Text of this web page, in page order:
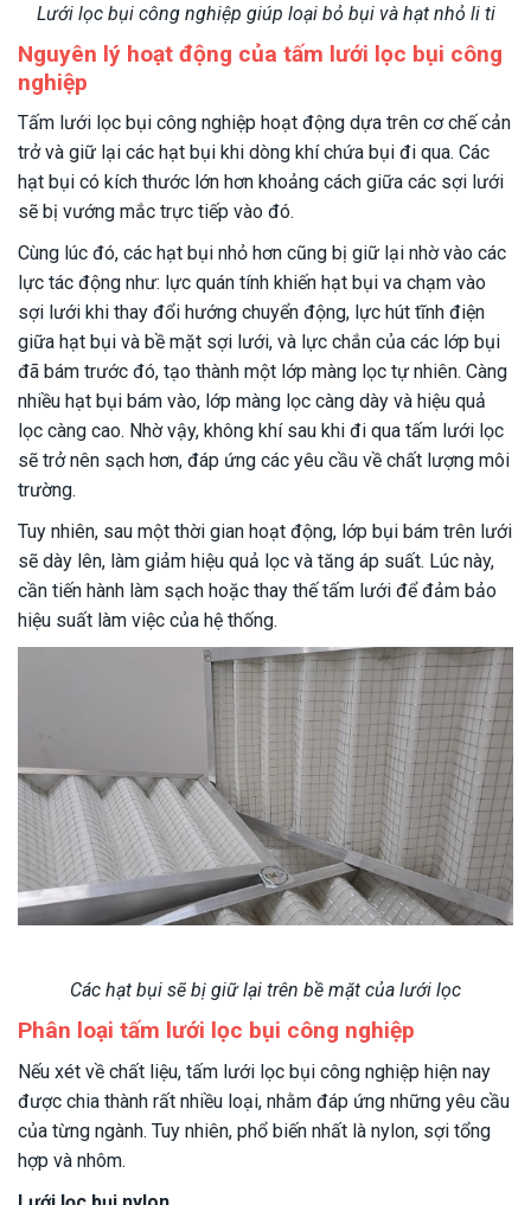
Lưới lọc bụi công nghiệp giúp loại bỏ bụi và hạt nhỏ li ti
Nguyên lý hoạt động của tấm lưới lọc bụi công
nghiệp
Tấm lưới lọc bụi công nghiệp hoạt động dựa trên cơ chế cản
trở và giữ lại các hạt bụi khi dòng khí chứa bụi đi qua. Các
hạt bụi có kích thước lớn hơn khoảng cách giữa các sợi lưới
sẽ bị vướng mắc trực tiếp vào đó.
Cùng lúc đó, các hạt bụi nhỏ hơn cũng bị giữ lại nhờ vào các
lực tác động như: lực quán tính khiến hạt bụi va chạm vào
sợi lưới khi thay đổi hướng chuyển động, lực hút tĩnh điện
giữa hạt bụi và bề mặt sợi lưới, và lực chắn của các lớp bụi
đã bám trước đó, tạo thành một lớp màng lọc tự nhiên. Càng
nhiều hạt bụi bám vào, lớp màng lọc càng dày và hiệu quả
lọc càng cao. Nhờ vậy, không khí sau khi đi qua tấm lưới lọc
sẽ trở nên sạch hơn, đáp ứng các yêu cầu về chất lượng môi
trường.
Tuy nhiên, sau một thời gian hoạt động, lớp bụi bám trên lưới
sẽ dày lên, làm giảm hiệu quả lọc và tăng áp suất. Lúc này,
cần tiến hành làm sạch hoặc thay thế tấm lưới để đảm bảo
hiệu suất làm việc của hệ thống.
Các hạt bụi sẽ bị giữ lại trên bề mặt của lưới lọc
Phân loại tấm lưới lọc bụi công nghiệp
Nếu xét về chất liệu, tấm lưới lọc bụi công nghiệp hiện nay
được chia thành rất nhiều loại, nhằm đáp ứng những yêu cầu
của từng ngành. Tuy nhiên, phổ biến nhất là nylon, sợi tổng
hợp và nhôm.